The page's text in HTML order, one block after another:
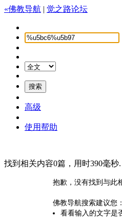
«佛教导航 | 觉之路论坛
高级
使用帮助
找到相关内容0篇，用时390毫秒.
抱歉，没有找到与此
佛教导航搜索建议您：
看看输入的文字是